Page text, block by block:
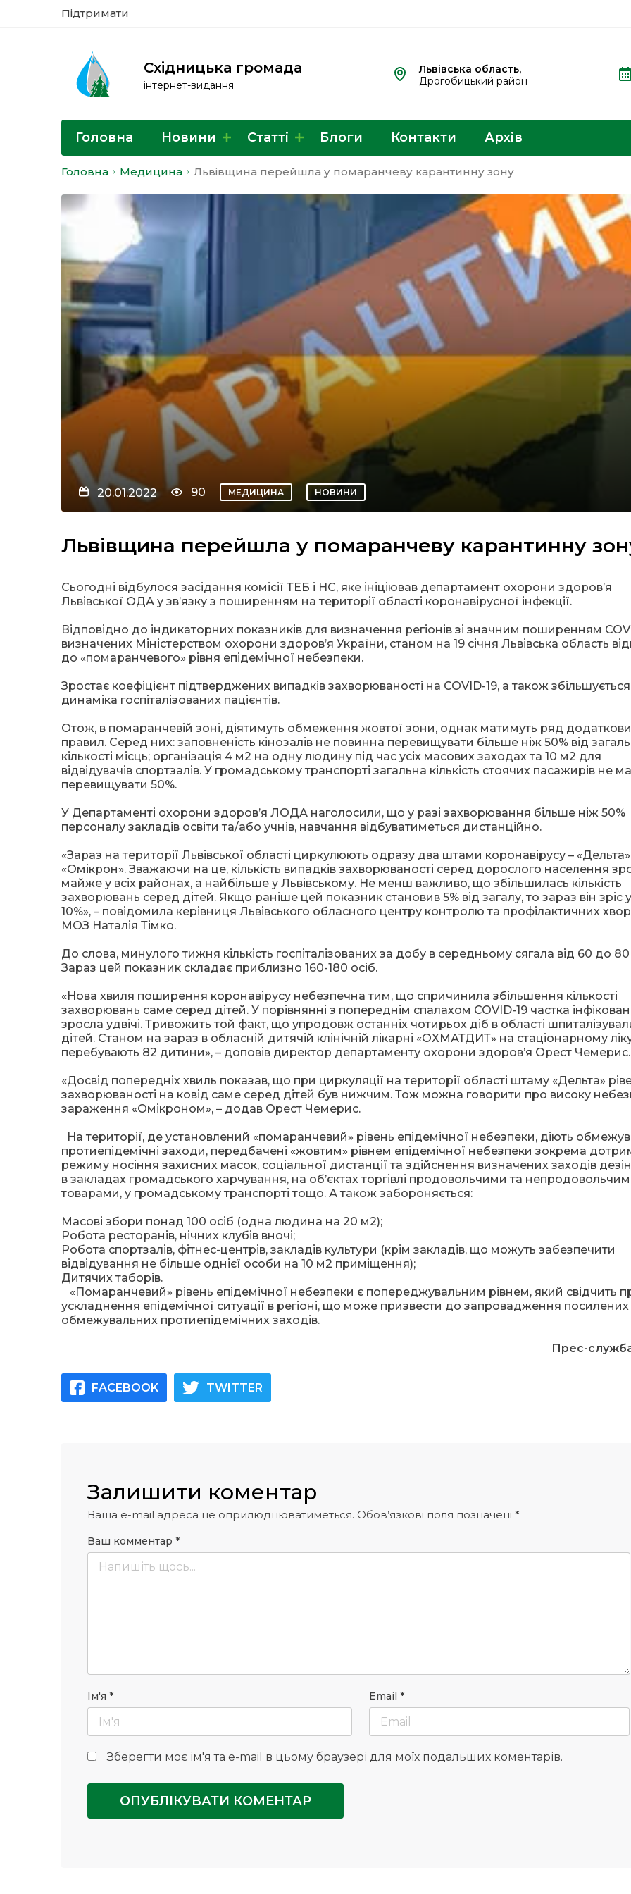
Підтримати
Східницька громада
інтернет-видання
Львівська область,
Дрогобицький район
Головна Новини Статті Блоги Контакти Архів
Головна Медицина Львівщина перейшла у помаранчеву карантинну зону
20.01.2022 90 МЕДИЦИНА НОВИНИ
Львівщина перейшла у помаранчеву карантинну
Сьогодні відбулося засідання комісії ТЕБ і НС, яке ініціював департамент охорони здоров’я
Львівської ОДА у зв’язку з поширенням на території області коронавірусної інфекції.
Відповідно до індикаторних показників для визначення регіонів зі значним поширенням
визначених Міністерством охорони здоров’я України, станом на 19 січня Львівська область
до «помаранчевого» рівня епідемічної небезпеки.
Зростає коефіцієнт підтверджених випадків захворюваності на COVID-19, а також збільшується
динаміка госпіталізованих пацієнтів.
Отож, в помаранчевій зоні, діятимуть обмеження жовтої зони, однак матимуть ряд
правил. Серед них: заповненість кінозалів не повинна перевищувати більше ніж 50% від
кількості місць; організація 4 м2 на одну людину під час усіх масових заходах та 10 м2 для
відвідувачів спортзалів. У громадському транспорті загальна кількість стоячих пасажирів не
перевищувати 50%.
У Департаменті охорони здоров’я ЛОДА наголосили, що у разі захворювання більше ніж 50%
персоналу закладів освіти та/або учнів, навчання відбуватиметься дистанційно.
«Зараз на території Львівської області циркулюють одразу два штами коронавірусу – «Дельта»
«Омікрон». Зважаючи на це, кількість випадків захворюваності серед дорослого населення
майже у всіх районах, а найбільше у Львівському. Не менш важливо, що збільшилась кількість
захворювань серед дітей. Якщо раніше цей показник становив 5% від загалу, то зараз він зріс
10%», – повідомила керівниця Львівського обласного центру контролю та профілактичних
МОЗ Наталія Тімко.
До слова, минулого тижня кількість госпіталізованих за добу в середньому сягала від 60 до 80
Зараз цей показник складає приблизно 160-180 осіб.
«Нова хвиля поширення коронавірусу небезпечна тим, що спричинила збільшення кількості
захворювань саме серед дітей. У порівнянні з попереднім спалахом COVID-19 частка
зросла удвічі. Тривожить той факт, що упродовж останніх чотирьох діб в області
дітей. Станом на зараз в обласній дитячій клінічній лікарні «ОХМАТДИТ» на стаціонарному
перебувають 82 дитини», – доповів директор департаменту охорони здоров’я Орест Чемерис.
«Досвід попередніх хвиль показав, що при циркуляції на території області штаму «Дельта»
захворюваності на ковід саме серед дітей був нижчим. Тож можна говорити про високу
зараження «Омікроном», – додав Орест Чемерис.
На території, де установлений «помаранчевий» рівень епідемічної небезпеки, діють
протиепідемічні заходи, передбачені «жовтим» рівнем епідемічної небезпеки зокрема
режиму носіння захисних масок, соціальної дистанції та здійснення визначених заходів
в закладах громадського харчування, на об’єктах торгівлі продовольчими та
товарами, у громадському транспорті тощо. А також забороняється:
Масові збори понад 100 осіб (одна людина на 20 м2);
Робота ресторанів, нічних клубів вночі;
Робота спортзалів, фітнес-центрів, закладів культури (крім закладів, що можуть забезпечити
відвідування не більше однієї особи на 10 м2 приміщення);
Дитячих таборів.
«Помаранчевий» рівень епідемічної небезпеки є попереджувальним рівнем, який свідчить
ускладнення епідемічної ситуації в регіоні, що може призвести до запровадження посилених
обмежувальних протиепідемічних заходів.
Прес-
FACEBOOK TWITTER
Залишити коментар
Ваша e-mail адреса не оприлюднюватиметься. Обов’язкові поля позначені *
Ваш комментар *
Ім'я * Email *
Зберегти моє ім'я та e-mail в цьому браузері для моїх подальших коментарів.